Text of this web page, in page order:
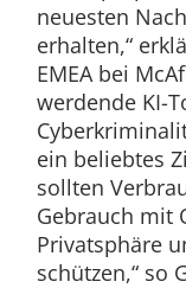
neuesten
erhalten,“
EMEA bei
werdende KI-
ein beliebtes
sollten
Gebrauch mit
Privatsphäre
schützen,“ so